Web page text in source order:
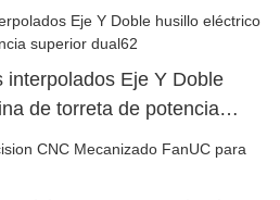
interpolados Eje Y Doble
de torreta de potencia